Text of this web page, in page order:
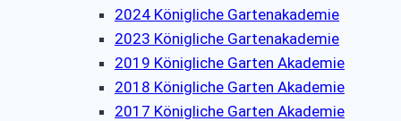
2024 Königliche Gartenakademie
2023 Königliche Gartenakademie
2019 Königliche Garten Akademie
2018 Königliche Garten Akademie
2017 Königliche Garten Akademie